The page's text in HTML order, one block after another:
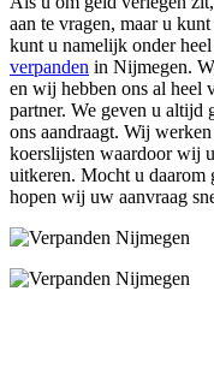
aan te vragen, maar u
kunt u namelijk onder
verpanden in Nijmegen.
en wij hebben ons al heel
partner. We geven u altijd
ons aandraagt. Wij
koerslijsten waardoor wij
uitkeren. Mocht u daarom
hopen wij uw aanvraag